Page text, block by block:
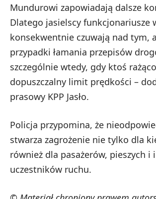
Mundurowi zapowiadają dalsze
Dlatego jasielscy funkcjonariusze
konsekwentnie czuwają nad tym,
przypadki łamania przepisów
szczególnie wtedy, gdy ktoś
dopuszczalny limit prędkości –
prasowy KPP Jasło.
Policja przypomina, że
stwarza zagrożenie nie tylko dla
również dla pasażerów, pieszych i
uczestników ruchu.